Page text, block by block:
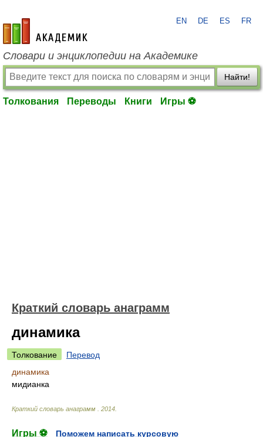
academic.ru
EN DE ES FR
Словари и энциклопедии на Академике
Найти!
Толкования Переводы Книги Игры ⚽
Краткий словарь анаграмм
динамика
Толкование
Перевод
динамика
мидианка
Краткий словарь анаграмм 2014
Игры ⚽
Поможем написать курсовую